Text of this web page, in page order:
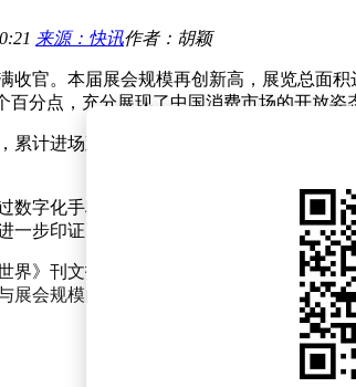
1亿次大关
来源：快讯作者：胡颖
官。本届展会规模再创新高，展览总面
分点，充分展现了中国消费市场的开放姿
累计进场观众超34万人次，主会场在闭幕
数字化手段构建了更高效、精准的贸易匹
一步印证了中国在消费与旅游领域的国际
界》刊文指出，消博会已成为全球贸易与
展会规模的扩大，体现了中国在推动全球消